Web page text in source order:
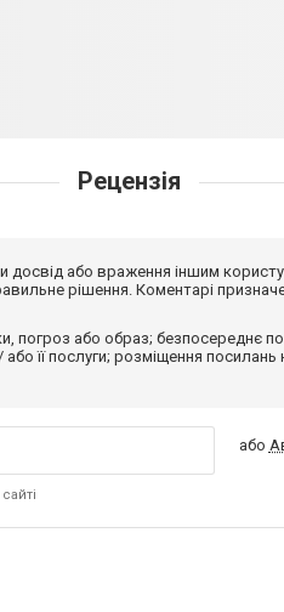
Рецензія
досвід або враження іншим
рішення. Коментарі
погроз або образ; безпосереднє
її послуги; розміщення
або